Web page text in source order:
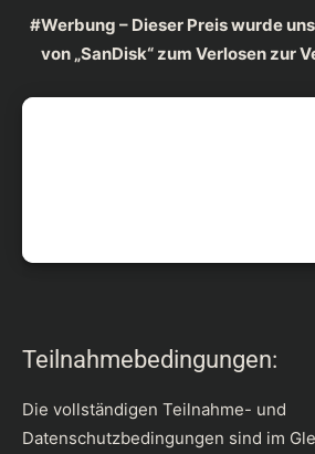
#Werbung – Dieser Preis wurde
von „SanDisk“ zum Verlosen zur
Teilnahmebedingungen:
Die vollständigen Teilnahme- und
Datenschutzbedingungen sind im